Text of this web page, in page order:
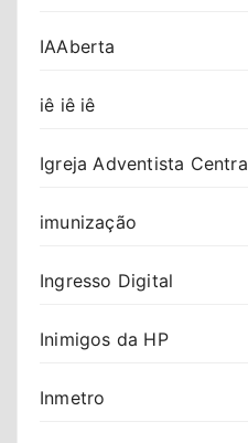
IAAberta
iê iê iê
Igreja Adventista
imunização
Ingresso Digital
Inimigos da HP
Inmetro